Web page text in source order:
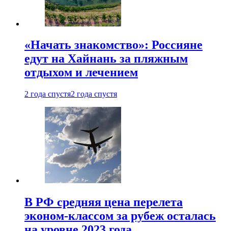
«Начать знакомство»: Россияне
едут на Хайнань за пляжным
отдыхом и лечением
2 года спустя2 года спустя
В РФ средняя цена перелета
эконом-классом за рубеж осталась